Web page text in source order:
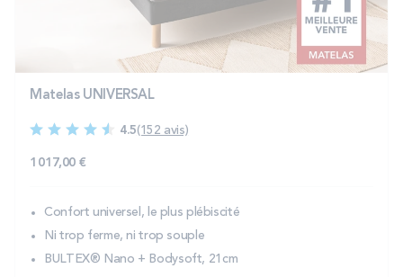
Technologie bultex
Nos engagements
Storelocator
ContactMon compte
Matelas UNIVERSAL
4.5(152 avis)
1 017,00 €
Confort universel, le plus plébiscité
Ni trop ferme, ni trop souple
BULTEX® Nano + Bodysoft, 21cm